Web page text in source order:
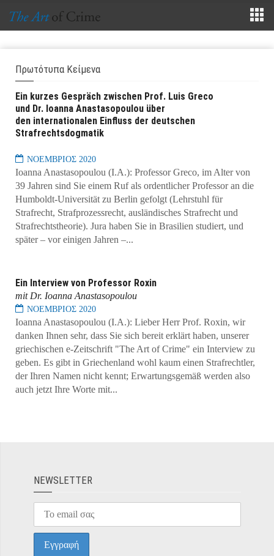
Πρωτότυπα Κείμενα
Εin kurzes Gespräch zwischen Prof. Luis Greco
und Dr. Ioanna Anastasopoulou über
den internationalen Einfluss der deutschen
Strafrechtsdogmatik
ΝΟΕΜΒΡΙΟΣ 2020
Ioanna Anastasopoulou (I.A.): Professor Greco, im Alter von
39 Jahren sind Sie einem Ruf als ordentlicher Professor an die
Humboldt-Universität zu Berlin gefolgt (Lehrstuhl für
Strafrecht, Strafprozessrecht, ausländisches Strafrecht und
Strafrechtstheorie). Jura haben Sie in Brasilien studiert, und
später – vor einigen Jahren –...
Εin Interview von Professor Roxin
mit Dr. Ioanna Anastasopoulou
ΝΟΕΜΒΡΙΟΣ 2020
Ioanna Anastasopoulou (Ι.Α.): Lieber Herr Prof. Roxin, wir
danken Ihnen sehr, dass Sie sich bereit erklärt haben, unserer
griechischen e-Zeitschrift "The Art of Crime" ein Interview zu
geben. Es gibt in Griechenland wohl kaum einen Strafrechtler,
der Ihren Namen nicht kennt; Erwartungsgemäß werden also
auch jetzt Ihre Worte mit...
ΝEWSLETTER